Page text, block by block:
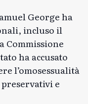
George ha
incluso il
Commissione
ha accusato
l’omosessualità
e